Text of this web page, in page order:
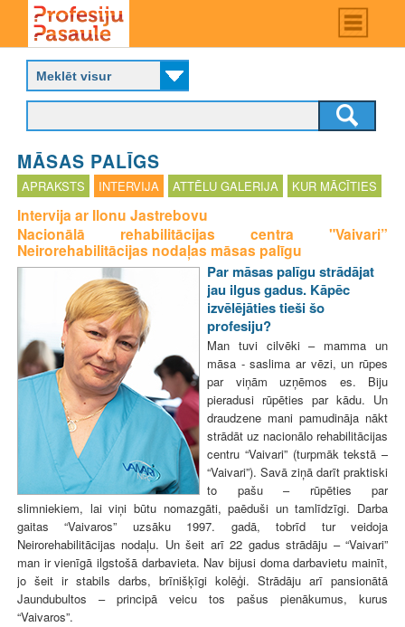
main
content
Main
menu
P
o
f
e
s
i
j
u
p
a
s
a
MĀSAS PALĪGS
APRAKSTS INTERVIJA ATTĒLU GALERIJA KUR MĀCĪTIES
Intervija ar Ilonu Jastrebovu
Nacionālā rehabilitācijas centra "Vaivari”
Neirorehabilitācijas nodaļas māsas palīgu
Par māsas palīgu strādājat
jau ilgus gadus. Kāpēc
izvēlējāties tieši šo
profesiju?
Man tuvi cilvēki – mamma un
māsa - saslima ar vēzi, un rūpes
par viņām uzņēmos es. Biju
pieradusi rūpēties par kādu. Un
draudzene mani pamudināja nākt
strādāt uz nacionālo rehabilitācijas
centru “Vaivari” (turpmāk tekstā –
“Vaivari”). Savā ziņā darīt praktiski
to pašu – rūpēties par
slimniekiem, lai viņi būtu nomazgāti, paēduši un tamlīdzīgi. Darba
gaitas “Vaivaros” uzsāku 1997. gadā, tobrīd tur veidoja
Neirorehabilitācijas nodaļu. Un šeit arī 22 gadus strādāju – “Vaivari”
man ir vienīgā ilgstošā darbavieta. Nav bijusi doma darbavietu mainīt,
jo šeit ir stabils darbs, brīnišķīgi kolēģi. Strādāju arī pansionātā
Jaundubultos – principā veicu tos pašus pienākumus, kurus
“Vaivaros”.